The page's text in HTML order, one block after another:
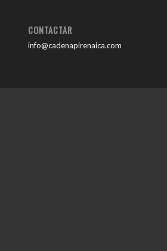
CONTACTAR
info@cadenapirenaica.com